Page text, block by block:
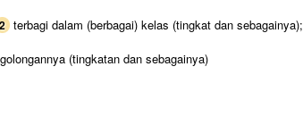
2 terbagi dalam (berbagai) kelas (tingkat dan sebagainya);
(tingkatan dan sebagainya)